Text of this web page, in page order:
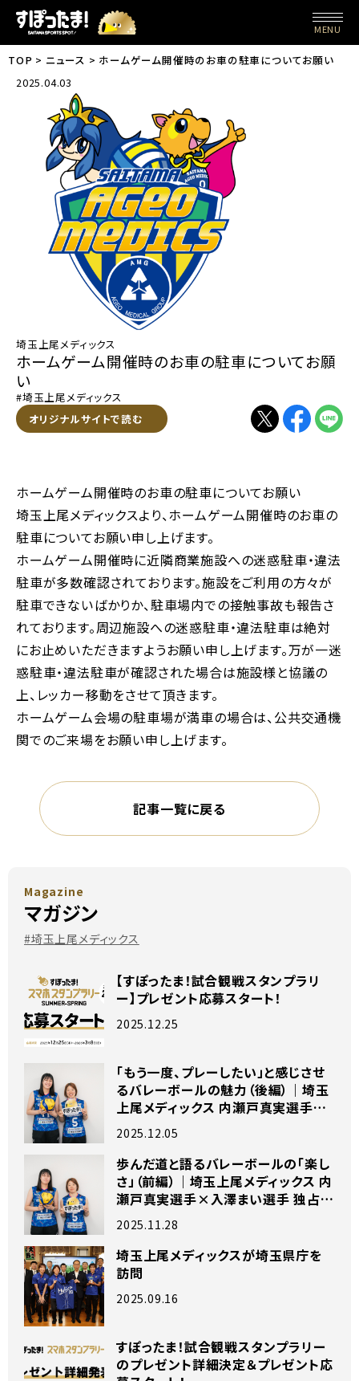
MENU
TOP ニュース
ホームゲーム開催時のお車の駐車についてお願い
2025.04.03
埼玉上尾メディックス
ホームゲーム開催時のお車の駐車についてお願
い
#埼玉上尾メディックス
オリジナルサイトで読む別ウィンドウで開く
ホームゲーム開催時のお車の駐車についてお願い
埼玉上尾メディックスより、ホームゲーム開催時のお車の
駐車についてお願い申し上げます。
ホームゲーム開催時に近隣商業施設への迷惑駐車・違法
駐車が多数確認されております。施設をご利用の方々が
駐車できないばかりか、駐車場内での接触事故も報告さ
れております。周辺施設への迷惑駐車・違法駐車は絶対
にお止めいただきますようお願い申し上げます。万が一迷
惑駐車・違法駐車が確認された場合は施設様と協議の
上、レッカー移動をさせて頂きます。
ホームゲーム会場の駐車場が満車の場合は、公共交通機
関でのご来場をお願い申し上げます。
記事一覧に戻る
Magazine
マガジン
#埼玉上尾メディックス
【すぽったま！試合観戦スタンプラリ
ー】プレゼント応募スタート！
2025.12.25
「もう一度、プレーしたい」と感じさせ
るバレーボールの魅力（後編）｜埼玉
上尾メディックス 内瀬戸真実選手×
入澤まい選手 独占インタビュー
2025.12.05
歩んだ道と語るバレーボールの「楽し
さ」（前編）｜埼玉上尾メディックス 内
瀬戸真実選手×入澤まい選手 独占イ
ンタビュー
2025.11.28
埼玉上尾メディックスが埼玉県庁を
訪問
2025.09.16
すぽったま！試合観戦スタンプラリー
のプレゼント詳細決定＆プレゼント応